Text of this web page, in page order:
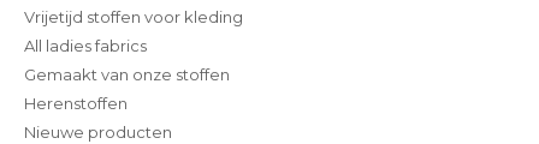
Vrijetijd stoffen voor kleding
All ladies fabrics
Gemaakt van onze stoffen
Herenstoffen
Nieuwe producten